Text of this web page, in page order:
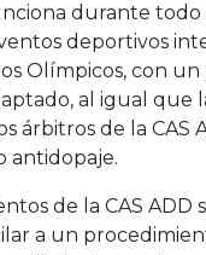
durante todo
deportivos
Olímpicos, con
al igual que
árbitros de la CAS
antidopaje.
de la CAS ADD
a un